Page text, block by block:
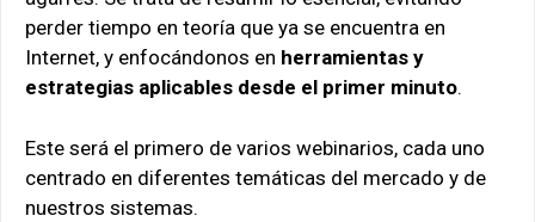
perder tiempo en teoría que ya se encuentra en
Internet, y enfocándonos en herramientas y
estrategias aplicables desde el primer minuto.
Este será el primero de varios webinarios, cada uno
centrado en diferentes temáticas del mercado y de
nuestros sistemas.